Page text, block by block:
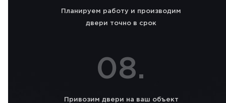
Планируем работу и производим
двери точно в срок
Привозим двери на ваш объект
08.